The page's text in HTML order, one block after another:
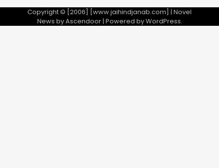
Copyright © [2006] [www.jaihindjanab.com] | Novel
News byAscendoor| Powered byWordPress.